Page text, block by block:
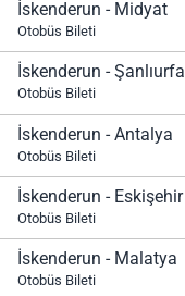
İskenderun - Midyat
Otobüs Bileti
İskenderun - Şanlıurfa
Otobüs Bileti
İskenderun - Antalya
Otobüs Bileti
İskenderun - Eskişehir
Otobüs Bileti
İskenderun - Malatya
Otobüs Bileti